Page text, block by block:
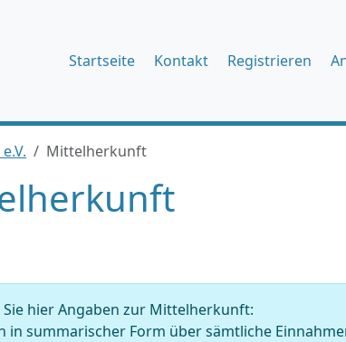
Startseite Kontakt Registrieren
Mittelherkunft
Sie hier Angaben zur Mittelherkunft:
in summarischer Form über sämtliche